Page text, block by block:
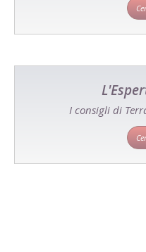
I consigli di